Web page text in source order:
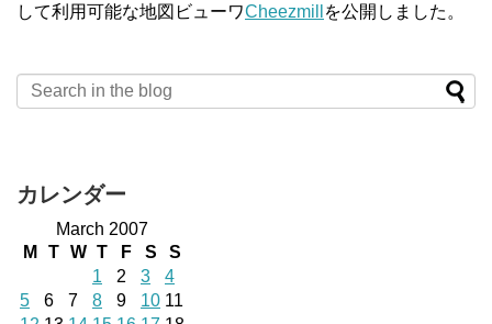
して利用可能な地図ビューワCheezmill を公開しました。
カレンダー
March 2007
M
T W T F S
S
1
2 3
4
5
6 7 8 9 10 11